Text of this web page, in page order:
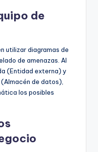
de
utilizar diagramas de
de amenazas. Al
(Entidad externa) y
de datos),
los posibles